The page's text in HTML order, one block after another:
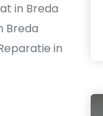
in Breda
Breda
in